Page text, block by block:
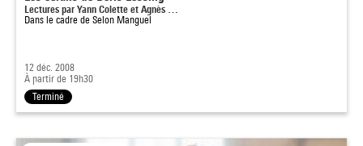
Lectures par Yann Colette et Agnès …
Dans le cadre de Selon Manguel
12 déc. 2008
À partir de 19h30
Terminé